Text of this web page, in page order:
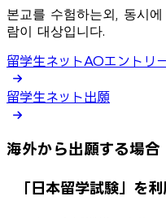
본교를 수험하는외, 동시
람이 대상입니다.
留学生ネットAOエントリ
留学生ネット出願
海外から出願する場合
「日本留学試験」を